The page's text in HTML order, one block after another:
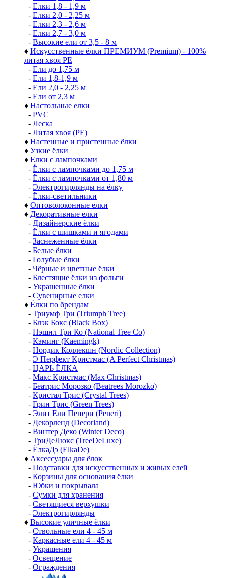
- Елки 1,8 - 1,9 м
- Елки 2,0 - 2,25 м
- Елки 2,3 - 2,6 м
- Елки 2,7 - 3,0 м
- Высокие ели от 3,5 - 8 м
♦ Искусственные ёлки ПРЕМИУМ (Premium) - 100%
литая хвоя РЕ
- Ели до 1,75 м
- Ели 1,8-1,9 м
- Ели 2,0 - 2,25 м
- Ели от 2,3 м
♦ Настольные елки
- PVC
- Леска
- Литая хвоя (РЕ)
♦ Настенные и пристенные ёлки
♦ Узкие ёлки
♦ Елки с лампочками
- Ёлки с лампочками до 1,75 м
- Ёлки с лампочками от 1,80 м
- Электрогирлянды на ёлку
- Ёлки-светильники
♦ Оптоволоконные елки
♦ Декоративные елки
- Дизайнерские ёлки
- Ёлки с шишками и ягодами
- Заснеженные ёлки
- Белые ёлки
- Голубые ёлки
- Чёрные и цветные ёлки
- Блестящие ёлки из фольги
- Украшенные ёлки
- Сувенирные елки
♦ Ёлки по брендам
- Триумф Три (Triumph Tree)
- Блэк Бокс (Black Box)
- Нэшнл Три Ко (National Tree Co)
- Кэминг (Kaemingk)
- Нордик Коллекшн (Nordic Collection)
- Э Перфект Кристмас (A Perfect Christmas)
- ЦАРЬ ЁЛКА
- Макс Кристмас (Max Christmas)
- Беатрис Морозко (Beatrees Morozko)
- Кристал Трис (Crystal Trees)
- Грин Трис (Green Trees)
- Элит Ели Пенери (Peneri)
- Декорленд (Decorland)
- Винтер Деко (Winter Deco)
- ТриДеЛюкс (TreeDeLuxe)
- ЁлкаДэ (ElkaDe)
♦ Аксессуары для ёлок
- Подставки для искусственных и живых елей
- Корзины для основания ёлки
- Юбки и покрывала
- Сумки для хранения
- Светящиеся верхушки
- Электрогирлянды
♦ Высокие уличные ёлки
- Ствольные ели 4 - 45 м
- Каркасные ели 4 - 45 м
- Украшения
- Освещение
- Ограждения